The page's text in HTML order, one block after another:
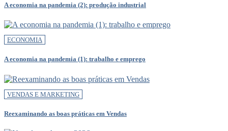
A economia na pandemia (2): produção industrial
ECONOMIA
A economia na pandemia (1): trabalho e emprego
VENDAS E MARKETING
Reexaminando as boas práticas em Vendas